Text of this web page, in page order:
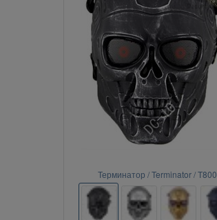
Терминатор / Terminator / T800